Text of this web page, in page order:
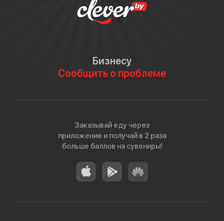
Бизнесу
Сообщить о проблеме
Заказывай еду через
приложение и получай в 2 раза
больше баллов на сувениры!